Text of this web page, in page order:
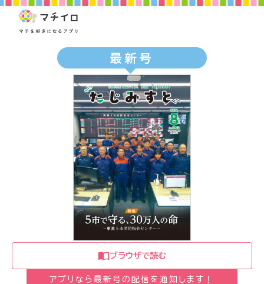
最新号
ブラウザで読む
アプリなら最新号の配信を通知します！